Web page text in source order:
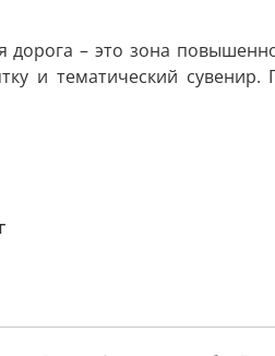
– это зона
и тематический